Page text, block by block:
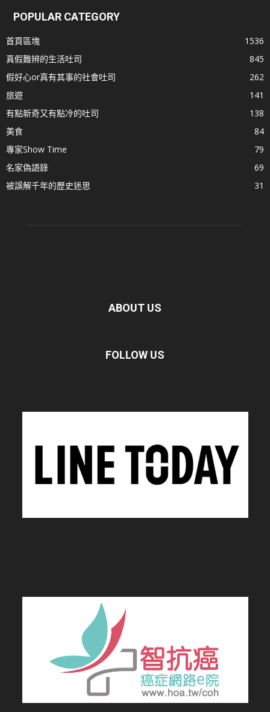
POPULAR CATEGORY
首頁區塊
1536
真假難辨的生活吐司
845
假好心or真有其事的社會吐司
262
旅遊
141
有點新奇又有點冷的吐司
138
美食
84
專家Show Time
79
名家偽語錄
69
被誤解千年的歷史迷思
31
ABOUT US
FOLLOW US